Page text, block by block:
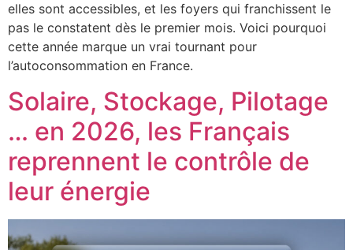
elles sont accessibles, et les foyers qui franchissent le
pas le constatent dès le premier mois. Voici pourquoi
cette année marque un vrai tournant pour
l’autoconsommation en France.
Solaire, Stockage, Pilotage
… en 2026, les Français
reprennent le contrôle de
leur énergie